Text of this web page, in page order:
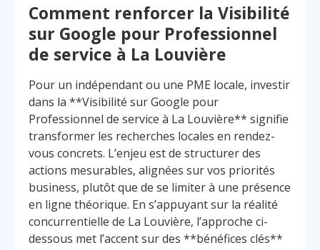
Contact
Appelez
Comment renforcer la Visibilité
sur Google pour Professionnel
de service à La Louvière
Pour un indépendant ou une PME locale, investir
dans la **Visibilité sur Google pour
Professionnel de service à La Louvière** signifie
transformer les recherches locales en rendez-
vous concrets. L’enjeu est de structurer des
actions mesurables, alignées sur vos priorités
business, plutôt que de se limiter à une présence
en ligne théorique. En s’appuyant sur la réalité
concurrentielle de La Louvière, l’approche ci-
dessous met l’accent sur des **bénéfices clés**